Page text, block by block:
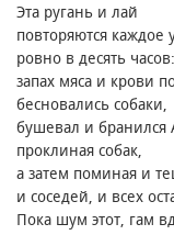
Эта ругань и лай
повторяются каждое
ровно в десять часов։
запах мяса и крови
бесновались собаки,
бушевал и бранился
проклиная собак,
а затем поминая и
и соседей, и всех
Пока шум этот, гам